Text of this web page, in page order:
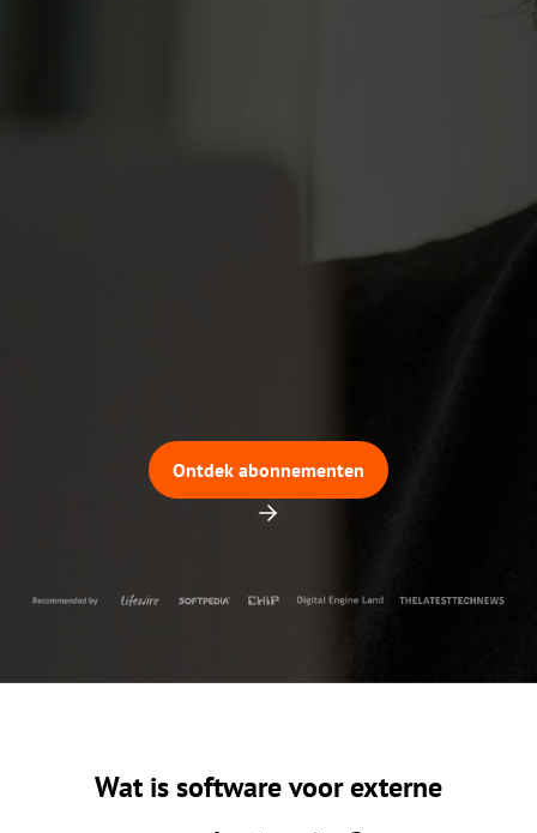
Ontdek abonnementen
Wat is software voor externe